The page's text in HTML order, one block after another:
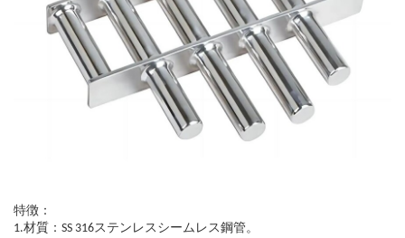
特徴：
1.材質： SS 316ステンレスシームレス鋼管。